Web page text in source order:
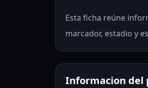
Esta ficha reúne
marcador, estadio y
Informacion del